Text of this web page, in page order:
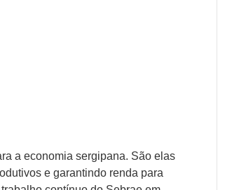
a economia sergipana. São elas
e garantindo renda para